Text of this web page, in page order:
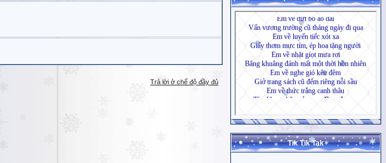
Trả lời ở chế độ đầy đủ
Tik Tik Tak